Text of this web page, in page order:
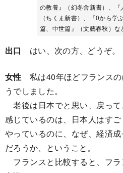
の教養』（幻冬舎新書）、『
（ちくま新書）、『0から学
篇、中世篇』（文藝春秋）な
出口 はい、次の方、どうぞ。
女性 私は40年ほどフランス
うでしました。
老後は日本でと思い、戻って
感じているのは、日本人はす
やっているのに、なぜ、経済
だろうか、ということ。
フランスと比較すると、フ